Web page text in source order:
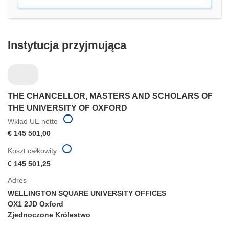
Instytucja przyjmująca
THE CHANCELLOR, MASTERS AND SCHOLARS OF
THE UNIVERSITY OF OXFORD
Wkład UE netto
€ 145 501,00
Adres
WELLINGTON SQUARE UNIVERSITY OFFICES
OX1 2JD Oxford
Zjednoczone Królestwo
Koszt całkowity
€ 145 501,25